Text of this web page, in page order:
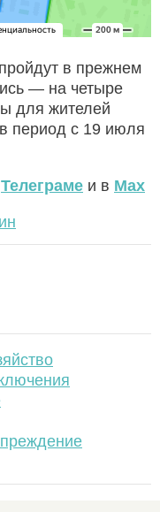
в прежнем
— на четыре
для жителей
в период с 19 июля
Телеграме и в Max